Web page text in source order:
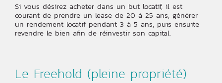
Si vous désirez acheter dans un but locatif, il est
courant de prendre un lease de 20 à 25 ans, générer
un rendement locatif pendant 3 à 5 ans, puis ensuite
revendre le bien afin de réinvestir son capital.
Le Freehold (pleine propriété)